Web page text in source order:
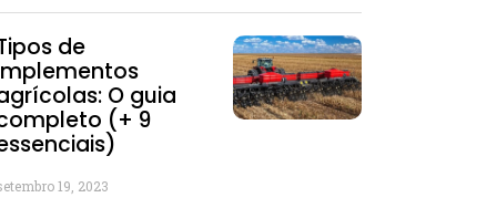
de
O guia
(+ 9
19, 2023